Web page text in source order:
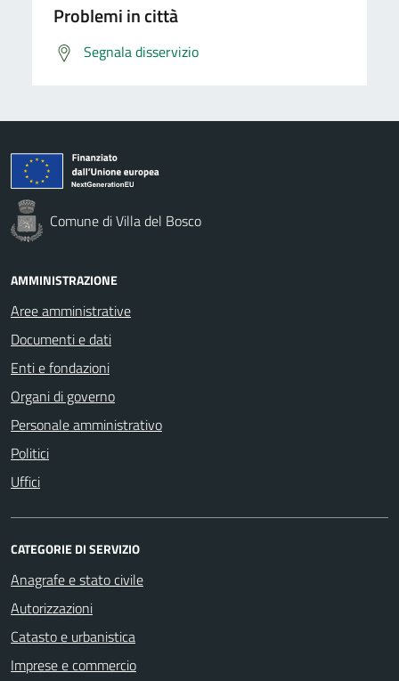
Problemi in città
Segnala disservizio
Comune di Villa del Bosco
AMMINISTRAZIONE
Aree amministrative
Documenti e dati
Enti e fondazioni
Organi di governo
Personale amministrativo
Politici
Uffici
CATEGORIE DI SERVIZIO
Anagrafe e stato civile
Autorizzazioni
Catasto e urbanistica
Imprese e commercio